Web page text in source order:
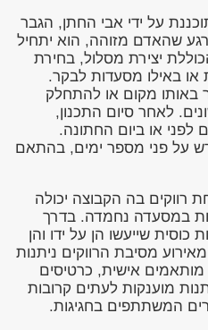
על ידי אבי החתן, הגבר
שהאדם מזוהה, הוא יתחיל
יצירת מסלול, בחירת
או באילו מסעדות לבקר.
באותו מקום או להתחלק
לאחר סיום התכנון,
לפני או ביום החתונה.
על פני מספר ימים, בהתאם
רווקים בה הקבוצה יכולה
במסעדה נחמדה. בדרך
כוסית שייעשו הן על ידו והן
מסיבת הרווקים ניתנות
מותאמים אישית, כרטיסים
מוענקות לעתים קרובות
המשתתפים בחגיגות.